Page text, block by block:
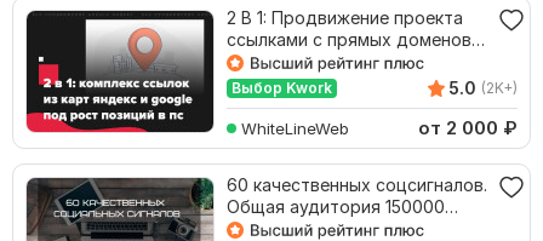
2 В 1: Продвижение проекта
ссылками с прямых доменов
Яндекс и Google
Выбор Kwork 5.0 (2K+)
WhiteLineWeb от 2 000 ₽
60 качественных соцсигналов.
Общая аудитория 150000
подписчиков